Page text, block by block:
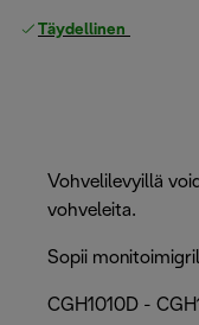
Täydellinen
Vohvelilevyillä
vohveleita.
Sopii
CGH1010D -